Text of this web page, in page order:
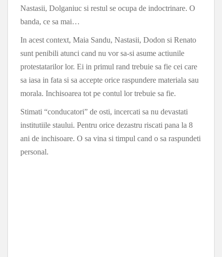
Nastasii, Dolganiuc si restul se ocupa de indoctrinare. O
banda, ce sa mai…
In acest context, Maia Sandu, Nastasii, Dodon si Renato
sunt penibili atunci cand nu vor sa-si asume actiunile
protestatarilor lor. Ei in primul rand trebuie sa fie cei care
sa iasa in fata si sa accepte orice raspundere materiala sau
morala. Inchisoarea tot pe contul lor trebuie sa fie.
Stimati “conducatori” de osti, incercati sa nu devastati
institutiile staului. Pentru orice dezastru riscati pana la 8
ani de inchisoare. O sa vina si timpul cand o sa raspundeti
personal.